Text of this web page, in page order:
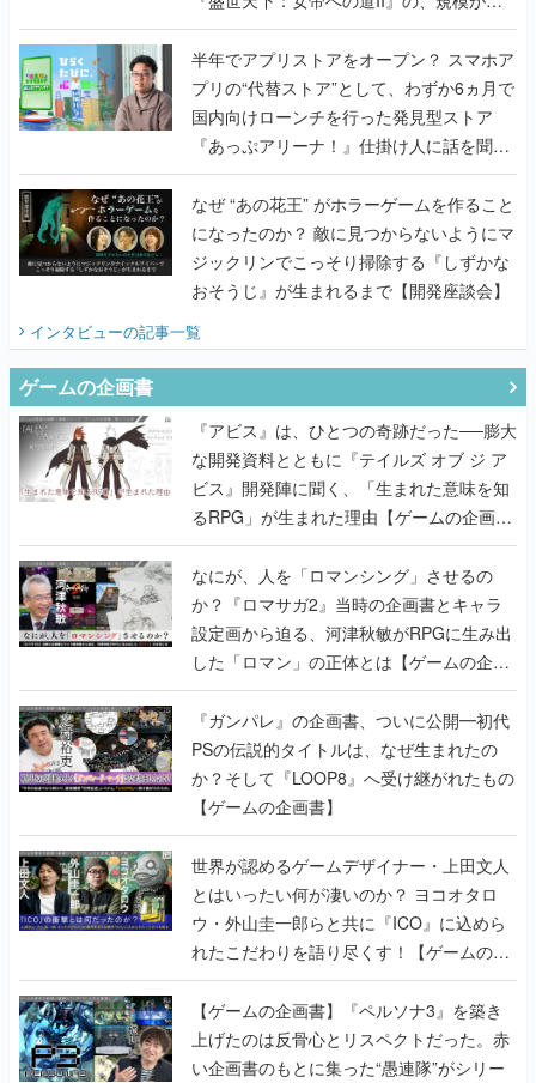
うこだわりをプロデューサーに聞いた
半年でアプリストアをオープン？ スマホア
プリの“代替ストア”として、わずか6ヵ月で
国内向けローンチを行った発見型ストア
『あっぷアリーナ！』仕掛け人に話を聞い
てみた
なぜ “あの花王” がホラーゲームを作ること
になったのか？ 敵に見つからないようにマ
ジックリンでこっそり掃除する『しずかな
おそうじ』が生まれるまで【開発座談会】
インタビューの記事一覧
ゲームの企画書
『アビス』は、ひとつの奇跡だった──膨大
な開発資料とともに『テイルズ オブ ジ ア
ビス』開発陣に聞く、「生まれた意味を知
るRPG」が生まれた理由【ゲームの企画
書】
なにが、人を「ロマンシング」させるの
か？『ロマサガ2』当時の企画書とキャラ
設定画から迫る、河津秋敏がRPGに生み出
した「ロマン」の正体とは【ゲームの企画
書】
『ガンパレ』の企画書、ついに公開━初代
PSの伝説的タイトルは、なぜ生まれたの
か？そして『LOOP8』へ受け継がれたもの
【ゲームの企画書】
世界が認めるゲームデザイナー・上田文人
とはいったい何が凄いのか？ ヨコオタロ
ウ・外山圭一郎らと共に『ICO』に込めら
れたこだわりを語り尽くす！【ゲームの企
画書】
【ゲームの企画書】『ペルソナ3』を築き
上げたのは反骨心とリスペクトだった。赤
い企画書のもとに集った“愚連隊”がシリー